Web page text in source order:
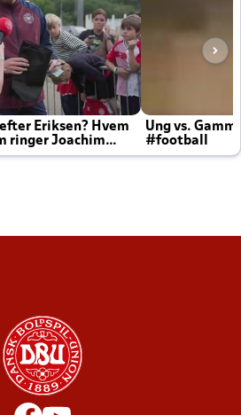
Eriksen? Hvem
ringer Joachim
Ung vs.
#football